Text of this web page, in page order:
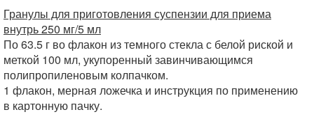
Гранулы для приготовления суспензии для приема
внутрь 250 мг/5 мл
По 63.5 г во флакон из темного стекла с белой риской и
меткой 100 мл, укупоренный завинчивающимся
полипропиленовым колпачком.
1 флакон, мерная ложечка и инструкция по применению
в картонную пачку.